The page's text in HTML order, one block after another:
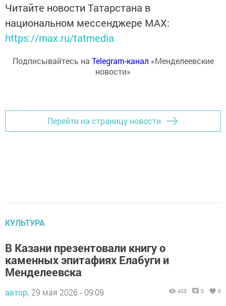
Читайте новости Татарстана в
национальном мессенджере MАХ:
https://max.ru/tatmedia
Подписывайтесь на Telegram-канал «Менделеевские
новости»
Перейти на страницу новости
КУЛЬТУРА
В Казани презентовали книгу о
каменных эпитафиях Елабуги и
Менделеевска
автор, 29 мая 2026 - 09:09 403 0 0